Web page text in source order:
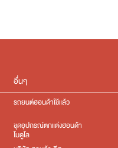
อื่นๆ
รถยนต์ฮอนด้าใช้แล้ว
ชุดอุปกรณ์ตกแต่ง​ฮอนด้า
โมดูโล